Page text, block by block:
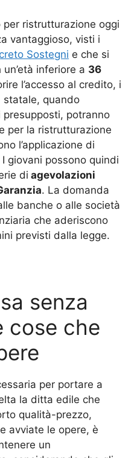
ristrutturazione oggi
vantaggioso, visti i
Sostegni e che si
inferiore a 36
l’accesso al credito, i
statale, quando
potranno
per la ristrutturazione
l’applicazione di
giovani possono quindi
di agevolazioni
. La domanda
banche o alle società
che aderiscono
previsti dalla legge.
senza
cose che
per portare a
la ditta edile che
qualità-prezzo,
avviate le opere, è
un